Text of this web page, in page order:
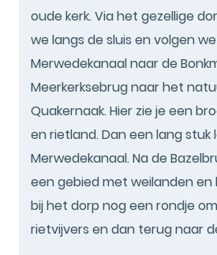
oude kerk. Via het gezellige
we langs de sluis en volgen
Merwedekanaal naar de
Meerkerksebrug naar het
Quakernaak. Hier zie je een
en rietland. Dan een lang stuk
Merwedekanaal. Na de
een gebied met weilanden en
bij het dorp nog een rondje
rietvijvers en dan terug naar